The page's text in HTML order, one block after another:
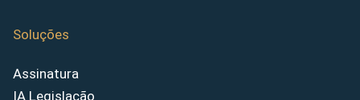
Soluções
Assinatura
IA Legislação